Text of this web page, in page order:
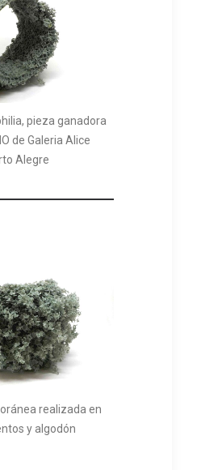
pieza ganadora
de Galeria Alice
Alegre
realizada en
y algodón